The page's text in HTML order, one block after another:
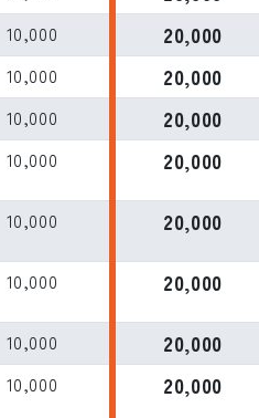
10,000 20,000
10,000 20,000
10,000 20,000
10,000 20,000
10,000 20,000
10,000 20,000
10,000 20,000
10,000 20,000